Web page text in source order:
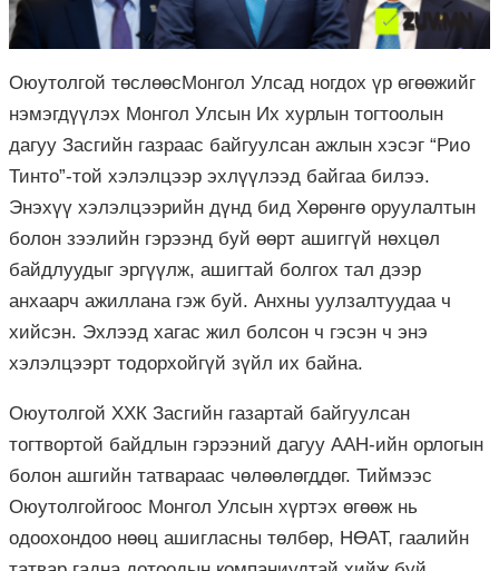
Оюутолгой төслөөсМонгол Улсад ногдох үр өгөөжийг
нэмэгдүүлэх Монгол Улсын Их хурлын тогтоолын
дагуу Засгийн газраас байгуулсан ажлын хэсэг “Рио
Тинто”-той хэлэлцээр эхлүүлээд байгаа билээ.
Энэхүү хэлэлцээрийн дүнд бид Хөрөнгө оруулалтын
болон зээлийн гэрээнд буй өөрт ашиггүй нөхцөл
байдлуудыг эргүүлж, ашигтай болгох тал дээр
анхаарч ажиллана гэж буй. Анхны уулзалтуудаа ч
хийсэн. Эхлээд хагас жил болсон ч гэсэн ч энэ
хэлэлцээрт тодорхойгүй зүйл их байна.
Оюутолгой ХХК Засгийн газартай байгуулсан
тогтвортой байдлын гэрээний дагуу ААН-ийн орлогын
болон ашгийн татвараас чөлөөлөгддөг. Тиймээс
Оюутолгойгоос Монгол Улсын хүртэх өгөөж нь
одоохондоо нөөц ашигласны төлбөр, НӨАТ, гаалийн